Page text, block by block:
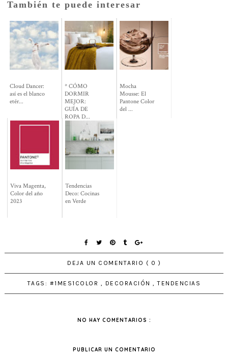
También te puede interesar
Cloud Dancer:
así es el blanco
etér...
* CÓMO
DORMIR
MEJOR:
GUÍA DE
ROPA D...
Mocha
Mousse: El
Pantone Color
del ...
Viva Magenta,
Color del año
2023
Tendencias
Deco: Cocinas
en Verde
DEJA UN COMENTARIO ( 0 )
TAGS: #1MES1COLOR , DECORACIÓN,TENDENCIAS
NO HAY COMENTARIOS :
PUBLICAR UN COMENTARIO